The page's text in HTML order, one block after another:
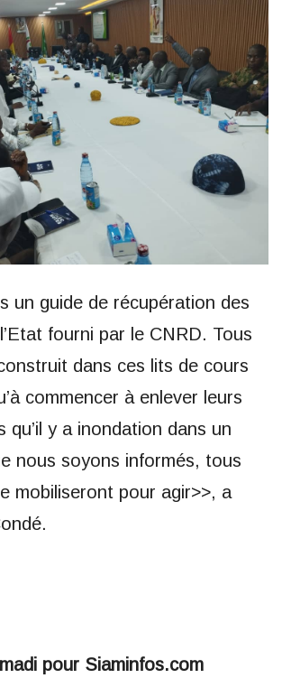
un guide de récupération des
fourni par le CNRD. Tous
dans ces lits de cours
commencer à enlever leurs
qu’il y a inondation dans un
nous soyons informés, tous
mobiliseront pour agir>>, a
pour Siaminfos.com